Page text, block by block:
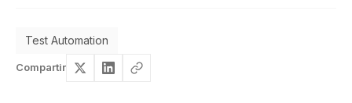
Test Automation
Compartir